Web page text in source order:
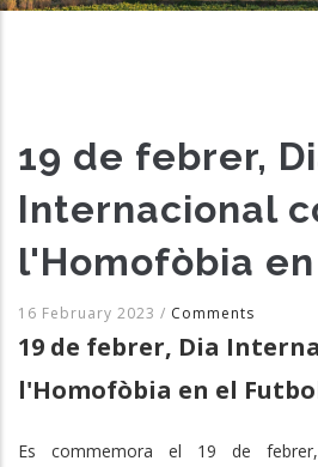
19 de febrer,
Internacional
l'Homofòbia
16 February 2023 / Comments
19 de febrer, Dia
l'Homofòbia en el
Es commemora el 19 de febrer,